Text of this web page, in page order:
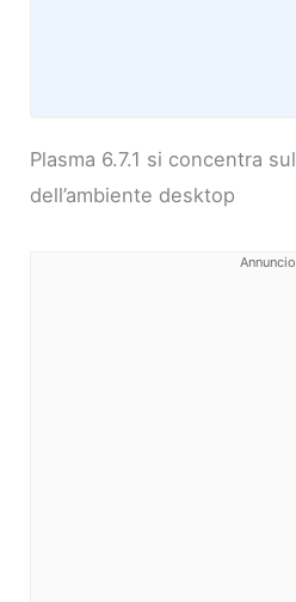
Plasma 6.7.1 si concentra
dell’ambiente desktop
Annuncio